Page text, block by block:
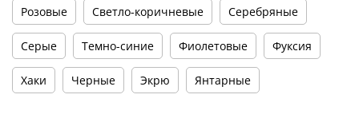
Розовые Светло-коричневые Серебряные
Серые Темно-синие Фиолетовые Фуксия
Хаки Черные Экрю Янтарные